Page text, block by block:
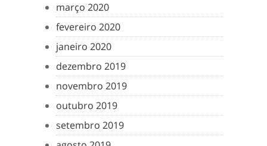
março 2020
fevereiro 2020
janeiro 2020
dezembro 2019
novembro 2019
outubro 2019
setembro 2019